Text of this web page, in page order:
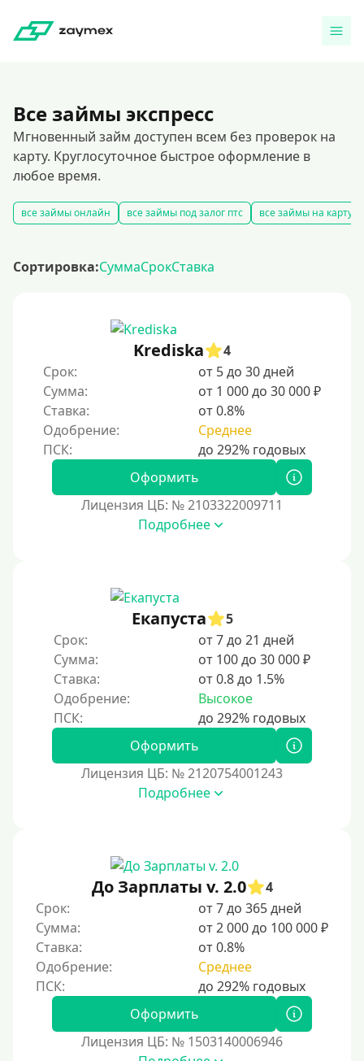
Все займы экспресс
Мгновенный займ доступен всем без проверок на
карту. Круглосуточное быстрое оформление в
любое время.
все займы онлайн все займы под залог птс все займы на карту
Сортировка:СуммаСрокСтавка
Krediska
4
Срок:
от 5 до 30 дней
Сумма:
от 1 000 до 30 000 ₽
Ставка:
от 0.8%
Одобрение:
Среднее
Оформить
Лицензия ЦБ: № 2103322009711
Подробнее
Екапуста
5
Срок:
от 7 до 21 дней
Сумма:
от 100 до 30 000 ₽
Ставка:
от 0.8 до 1.5%
Одобрение:
Высокое
Оформить
Лицензия ЦБ: № 2120754001243
Подробнее
До Зарплаты v. 2.0
4
Срок:
от 7 до 365 дней
Сумма:
от 2 000 до 100 000 ₽
Ставка:
от 0.8%
Одобрение:
Среднее
Оформить
Лицензия ЦБ: № 1503140006946